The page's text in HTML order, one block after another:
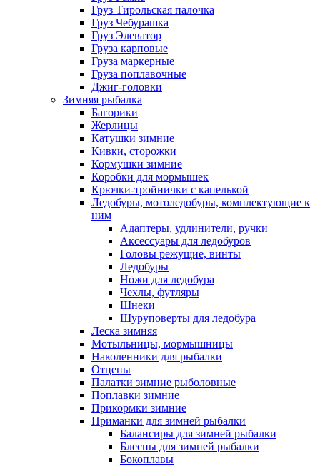
Груз Тирольская палочка
Груз Чебурашка
Груз Элеватор
Груза карповые
Груза маркерные
Груза поплавочные
Джиг-головки
Зимняя рыбалка
Багорики
Жерлицы
Катушки зимние
Кивки, сторожки
Кормушки зимние
Коробки для мормышек
Крючки-тройнички с капелькой
Ледобуры, мотоледобуры, комплектующие к
ним
Адаптеры, удлинители, ручки
Аксессуары для ледобуров
Головы режущие, винты
Ледобуры
Ножи для ледобура
Чехлы, футляры
Шнеки
Шуруповерты для ледобура
Леска зимняя
Мотыльницы, мормышницы
Наколенники для рыбалки
Отцепы
Палатки зимние рыболовные
Поплавки зимние
Прикормки зимние
Приманки для зимней рыбалки
Балансиры для зимней рыбалки
Блесны для зимней рыбалки
Бокоплавы